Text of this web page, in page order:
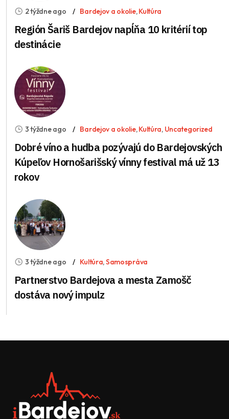
2 týždne ago Bardejov a okolie,Kultúra
Región Šariš Bardejov napĺňa 10 kritérií top
destinácie
3 týždne ago Bardejov a okolie,Kultúra, Uncategorized
Dobré víno a hudba pozývajú do Bardejovských
Kúpeľov Hornošarišský vínny festival má už 13
rokov
3 týždne ago Kultúra,Samospráva
Partnerstvo Bardejova a mesta Zamošč
dostáva nový impulz